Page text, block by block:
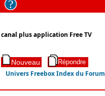
canal plus application Free TV
Univers Freebox Index du Forum